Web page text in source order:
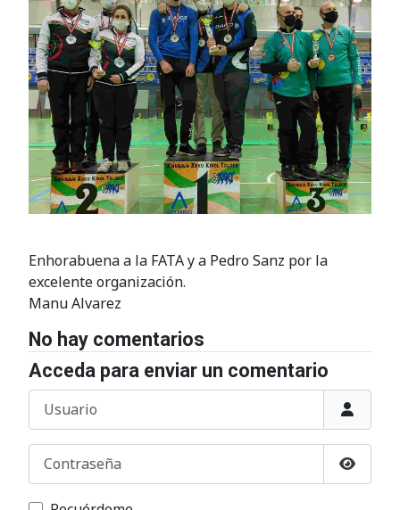
Enhorabuena a la FATA y a Pedro Sanz por la
excelente organización.
Manu Alvarez
No hay comentarios
Acceda para enviar un comentario
Usuario
Contraseña